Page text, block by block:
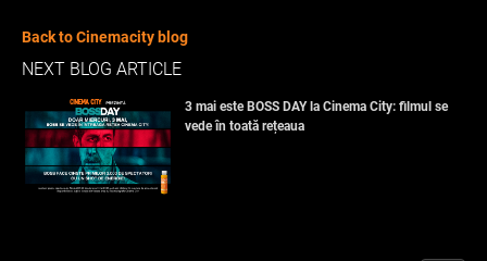
Back to Cinemacity blog
NEXT BLOG ARTICLE
3 mai este BOSS DAY la Cinema City: filmul se
vede în toată rețeaua